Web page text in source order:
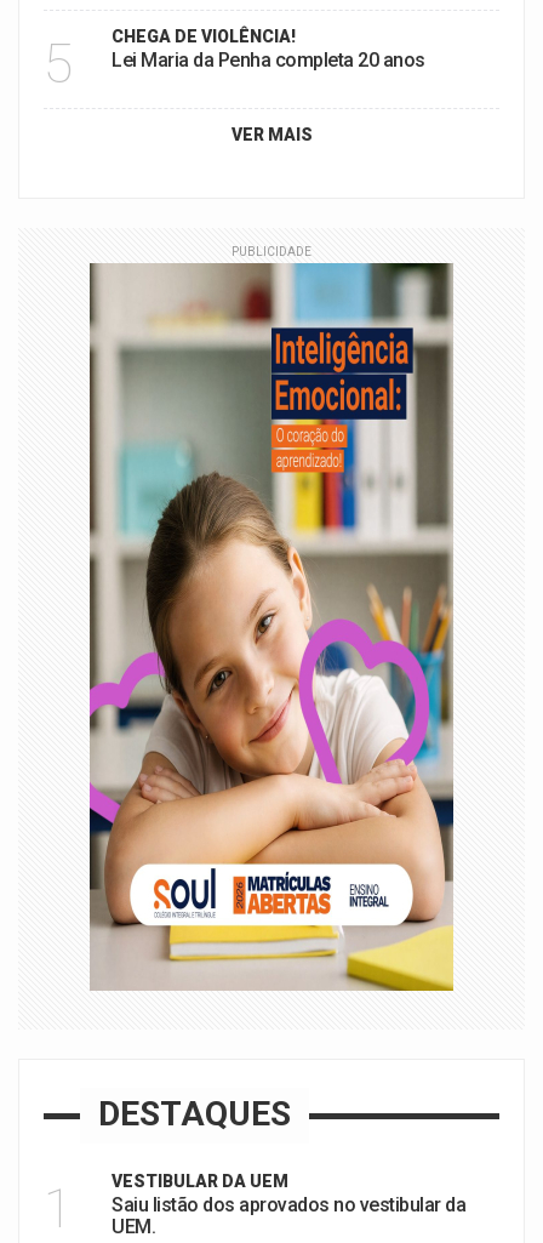
5 CHEGA DE VIOLÊNCIA!
Lei Maria da Penha completa 20 anos
VER MAIS
PUBLICIDADE
DESTAQUES
1 VESTIBULAR DA UEM
Saiu listão dos aprovados no vestibular da
UEM.